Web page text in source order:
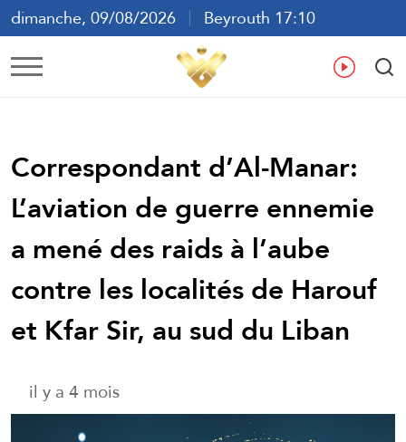
dimanche, 09/08/2026
Beyrouth 17:10
ع
Correspondant d’Al-Manar:
L’aviation de guerre ennemie
a mené des raids à l’aube
contre les localités de Harouf
et Kfar Sir, au sud du Liban
il y a 4 mois